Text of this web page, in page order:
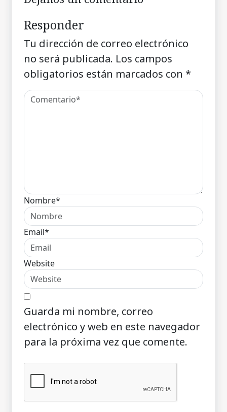
Responder
Tu dirección de correo electrónico
no será publicada. Los campos
obligatorios están marcados con *
Nombre*
Email*
Website
Guarda mi nombre, correo
electrónico y web en este navegador
para la próxima vez que comente.